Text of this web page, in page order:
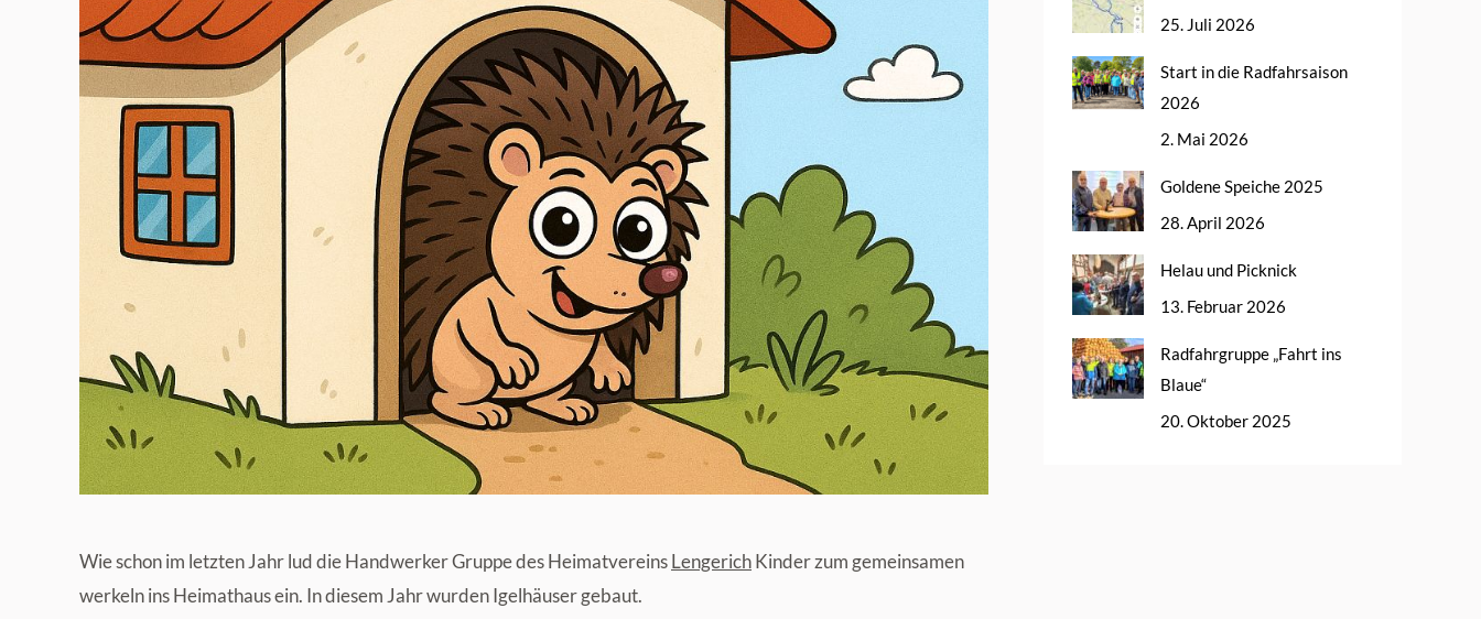
Wie schon im letzten Jahr lud die Handwerker Gruppe des HeimatvereinsLengerichKinder zum gemeinsamen
werkeln ins Heimathaus ein. In diesem Jahr wurden Igelhäuser gebaut.
25. Juli 2026
Start in die Radfahrsaison
2026
2. Mai 2026
Goldene Speiche 2025
28. April 2026
Helau und Picknick
13. Februar 2026
Radfahrgruppe „Fahrt ins
Blaue“
20. Oktober 2025